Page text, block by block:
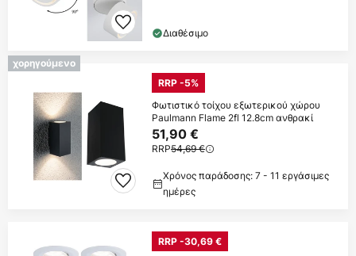
Διαθέσιμο
χορηγούμενο
RRP -5%
Φωτιστικό τοίχου εξωτερικού χώρου
Paulmann Flame 2fl 12.8cm ανθρακί
51,90 €
RRP54,69 €
Χρόνος παράδοσης: 7 - 11 εργάσιμες
ημέρες
RRP -30,69 €